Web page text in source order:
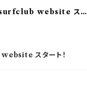
website スタ
スタート！